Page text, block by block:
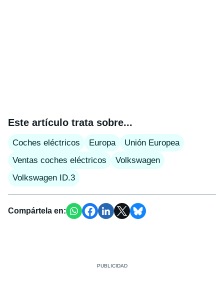
Este artículo trata sobre...
Coches eléctricos Europa
Unión Europea
Ventas coches eléctricos
Volkswagen
Volkswagen ID.3
Compártela en: